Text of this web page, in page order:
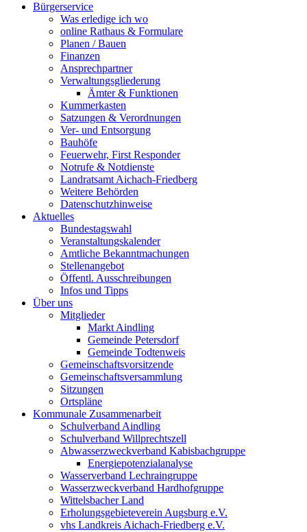
Bürgerservice
Was erledige ich wo
online Rathaus & Formulare
Planen / Bauen
Finanzen
Ansprechpartner
Verwaltungsgliederung
Ämter & Funktionen
Kummerkasten
Satzungen & Verordnungen
Ver- und Entsorgung
Bauhöfe
Feuerwehr, First Responder
Notrufe & Notdienste
Landratsamt Aichach-Friedberg
Weitere Behörden
Datenschutzhinweise
Aktuelles
Bundestagswahl
Veranstaltungskalender
Amtliche Bekanntmachungen
Stellenangebot
Öffentl. Ausschreibungen
Infos und Tipps
Über uns
Mitglieder
Markt Aindling
Gemeinde Petersdorf
Gemeinde Todtenweis
Gemeinschaftsvorsitzende
Gemeinschaftsversammlung
Sitzungen
Ortspläne
Kommunale Zusammenarbeit
Schulverband Aindling
Schulverband Willprechtszell
Abwasserzweckverband Kabisbachgruppe
Energiepotenzialanalyse
Wasserverband Lechraingruppe
Wasserzweckverband Hardhofgruppe
Wittelsbacher Land
Erholungsgebieteverein Augsburg e.V.
vhs Landkreis Aichach-Friedberg e.V.